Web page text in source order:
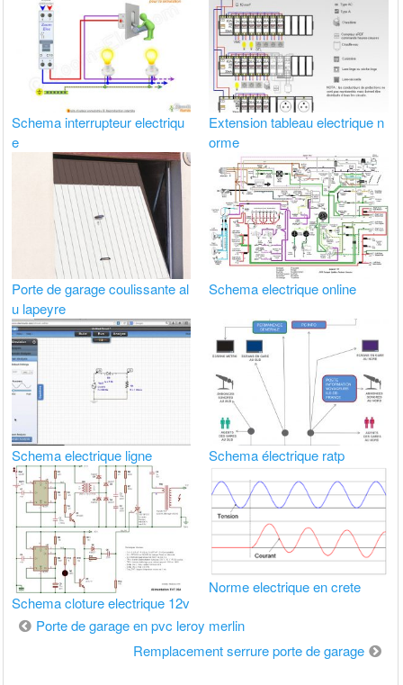
Schema interrupteur electriqu
e
Extension tableau electrique n
orme
Porte de garage coulissante al
u lapeyre
Schema electrique online
Schema electrique ligne Schema électrique ratp
Schema cloture electrique 12v
Norme electrique en crete
Navigation
Porte de garage en pvc leroy merlin
Remplacement serrure porte de garage